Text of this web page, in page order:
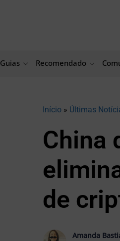
Guias Recomendado
Início » Últimas
China
de
Amanda